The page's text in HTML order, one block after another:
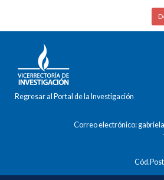
Regresar al Portal de la Investigación
Correo electrónico: